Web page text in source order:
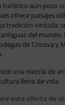
turístico aún poco
ofrece paisajes
tradición vinícola;
del mundo.
de Cricova y
una mezcla de
llena de vida.
esta oferta de